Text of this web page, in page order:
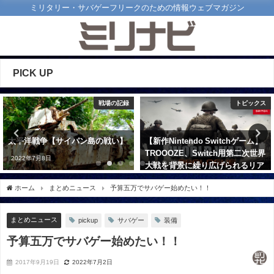
ミリタリー・サバゲーフリークのための情報ウェブマガジン
PICK UP
戦場の記録
太平洋戦争【サイパン島の戦い】
2022年7月8日
トピックス
【新作Nintendo Switchゲーム】
TROOOZE、Switch用第二次世界
大戦を背景に繰り広げられるリア
リティシングルプレイFPSゲーム
「ワールドウォー プロローグ」の
配信を開始！
2023年2月27日
ホーム まとめニュース 予算五万でサバゲー始めたい！！
まとめニュース pickup サバゲー 装備
予算五万でサバゲー始めたい！！
2017年9月19日 2022年7月2日